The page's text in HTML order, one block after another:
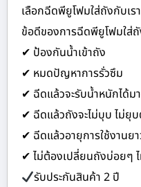
เลือกฉีดพียูโฟมใส่ถังกับเรา
ข้อดีของการฉีดพียูโฟมใส่
✔ ป้องกันน้ำเข้าถัง
✔ หมดปัญหาการรั่วซึม
✔ ฉีดแล้วจะรับน้ำหนักได้ม
✔ ฉีดแล้วถังจะไม่บุบ ไม่ยุ
✔ ฉีดแล้วอายุการใช้งานย
✔ ไม่ต้องเปลี่ยนถังบ่อยๆ
รับประกันสินค้า 2 ปี